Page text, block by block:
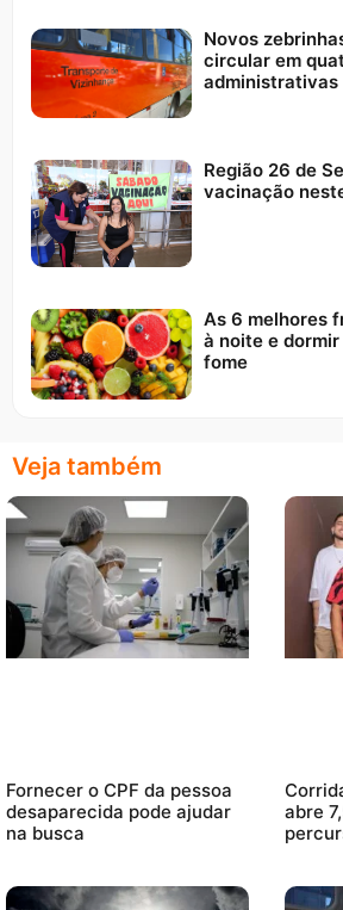
Novos
circular em
administrativas
Região 26 de
vacinação
As 6 melhores
à noite e
fome
Veja também
Fornecer o CPF da pessoa
desaparecida pode ajudar
na busca
abre